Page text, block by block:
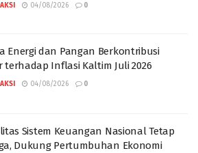
04/08/2026 0
Energi dan Pangan Berkontribusi
terhadap Inflasi Kaltim Juli 2026
04/08/2026 0
Sistem Keuangan Nasional Tetap
Dukung Pertumbuhan Ekonomi